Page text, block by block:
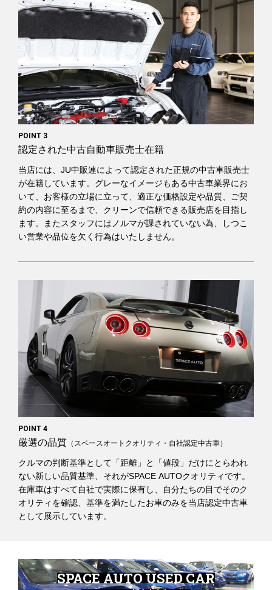
POINT 3
認定された中古自動車販売士在籍
当店には、JU中販連によって認定された正規の中古車販売士
が在籍しています。グレーなイメージもある中古車業界にお
いて、お客様の立場に立って、適正な価格設定や品質、ご契
約の内容に至るまで、クリーンで信頼できる販売店を目指し
ます。またスタッフにはノルマが課されていない為、しつこ
い営業や品位を欠く行為はいたしません。
POINT 4
厳選の品質 （スペースオートクオリティ・自社認定中古車）
クルマの判断基準として「距離」と「値段」だけにとらわれ
ない新しい品質基準、それがSPACE AUTOクオリティです。
在庫車はすべて自社で実際に保有し、自分たちの目でそのク
オリティを確認、基準を満たしたお車のみを当店認定中古車
として展示しています。
SPACE AUTO USED CAR